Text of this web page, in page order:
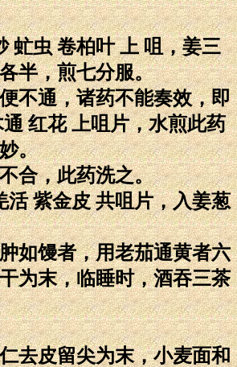
虻虫 卷柏叶 上 咀，姜三
半，煎七分服。
不通，诸药不能奏效，即
红花 上咀片，水煎此药
。
合，此药洗之。
活 紫金皮 共咀片，入姜葱
如馒者，用老茄通黄者六
为末，临睡时，酒吞三茶
去皮留尖为末，小麦面和